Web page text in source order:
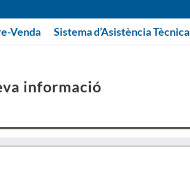
Venda Sistema d’Asistència Tècnica
informació